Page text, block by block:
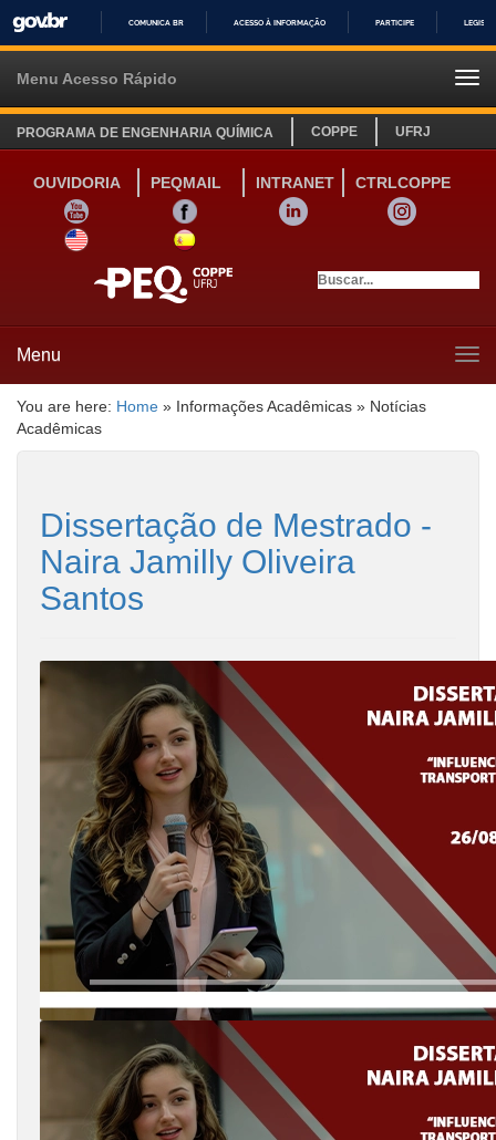
IR
COMUNICA BR ACESSO À INFORMAÇÃO PARTICIPE
Menu Acesso Rápido
PROGRAMA DE ENGENHARIA QUÍMICA COPPE UFRJ
OUVIDORIA PEQMAIL INTRANET
CTRLCOPPE
YOUTUBE
FACEBOOK LINKEDIN
INSTAGRAM
SITE INGLÊS
LINK SITE ESPANHOL
Menu
You are here: Home » Informações Acadêmicas » Notícias
Acadêmicas
Dissertação de Mestrado -
Naira Jamilly Oliveira
Santos